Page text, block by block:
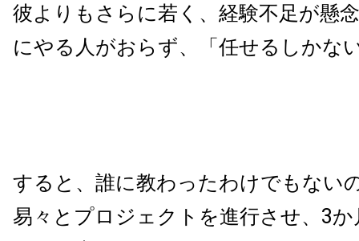
彼よりもさらに若く、経験不足が懸
にやる人がおらず、「任せるしかな
すると、誰に教わったわけでもない
易々とプロジェクトを進行させ、3